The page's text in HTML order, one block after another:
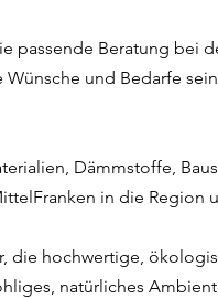
passende Beratung bei
und Bedarfe
Dämmstoffe,
in die Region
hochwertige,
natürliches